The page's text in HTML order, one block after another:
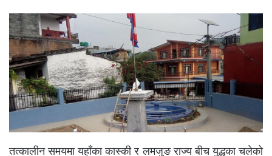
तत्कालीन समयमा यहाँका कास्की र लमजुङ राज्य बीच युद्धका चलेको